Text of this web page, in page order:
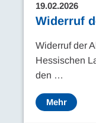
19.02.2026
Widerruf
Widerruf der
Hessischen
den …
Mehr